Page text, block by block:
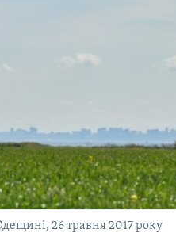
26 травня 2017 року